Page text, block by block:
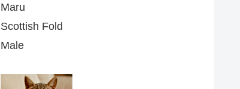
Maru
Scottish Fold
Male